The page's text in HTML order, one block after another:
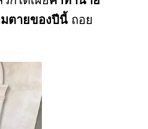
ตายของปีนี้ ถอย